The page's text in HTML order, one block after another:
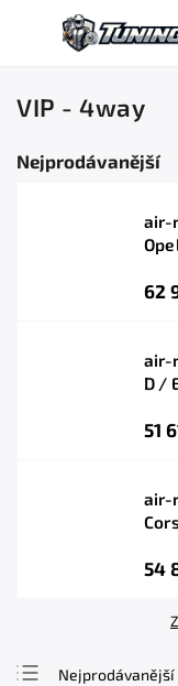
VIP - 4way
Nejprodávanější
air-
62
air-
D /
51
air-
54
Nejprodávanější